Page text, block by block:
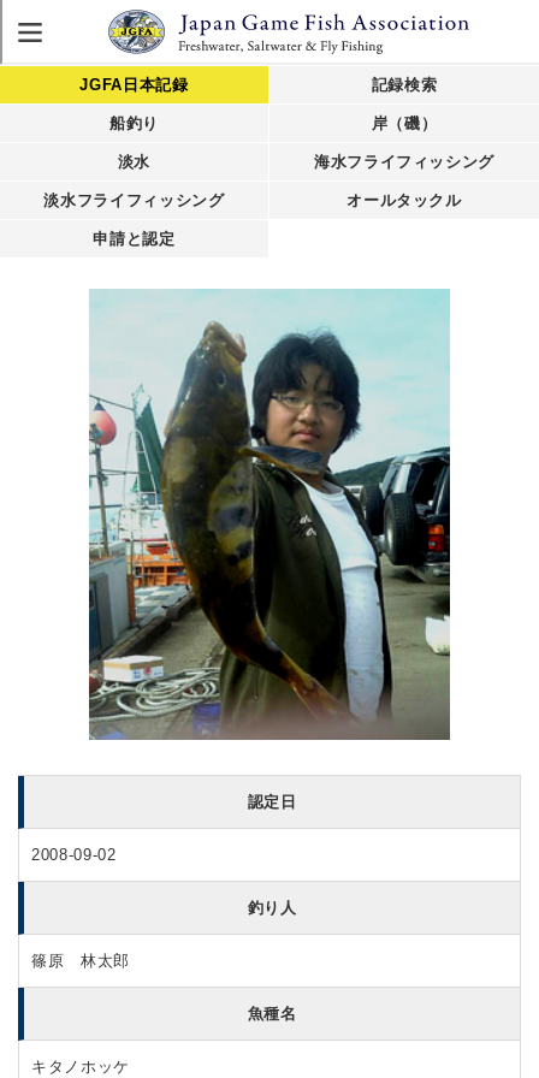
JGFA日本記録 記録検索
船釣り 岸（磯）
淡水 海水フライフィッシング
淡水フライフィッシング オールタックル
申請と認定
認定日
2008-09-02
釣り人
篠原 林太郎
魚種名
キタノホッケ